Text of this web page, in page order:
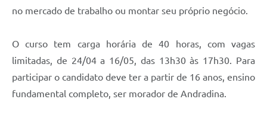
no mercado de trabalho ou montar seu próprio negócio.
O curso tem carga horária de 40 horas, com vagas
limitadas, de 24/04 a 16/05, das 13h30 às 17h30. Para
participar o candidato deve ter a partir de 16 anos, ensino
fundamental completo, ser morador de Andradina.